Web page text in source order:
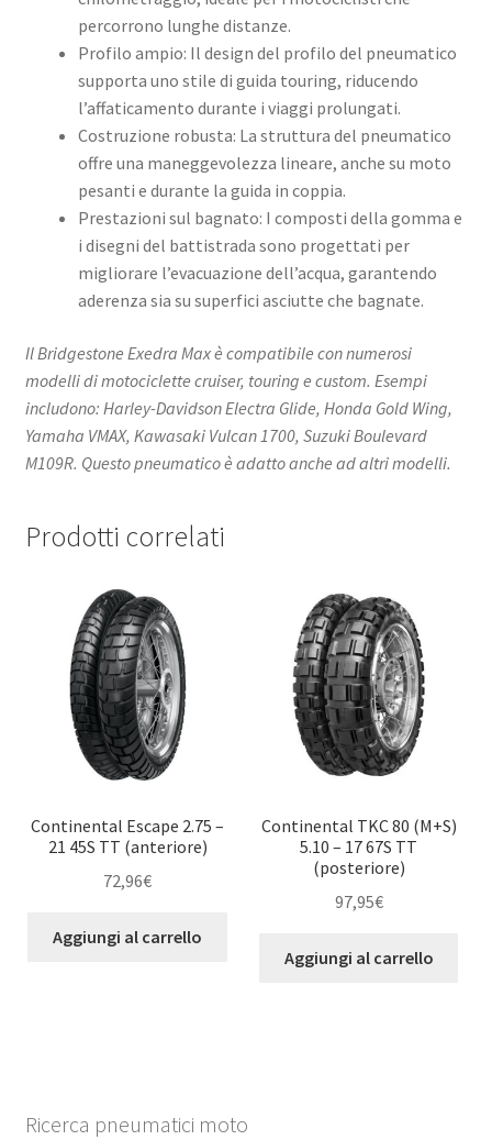
percorrono lunghe distanze. ​
Profilo ampio: Il design del profilo del pneumatico
supporta uno stile di guida touring, riducendo
l’affaticamento durante i viaggi prolungati. ​
Costruzione robusta: La struttura del pneumatico
offre una maneggevolezza lineare, anche su moto
pesanti e durante la guida in coppia. ​
Prestazioni sul bagnato: I composti della gomma e
i disegni del battistrada sono progettati per
migliorare l’evacuazione dell’acqua, garantendo
aderenza sia su superfici asciutte che bagnate. ​
Il Bridgestone Exedra Max è compatibile con numerosi
modelli di motociclette cruiser, touring e custom. Esempi
includono: Harley-Davidson Electra Glide, Honda Gold Wing,
Yamaha VMAX, Kawasaki Vulcan 1700, Suzuki Boulevard
M109R. Questo pneumatico è adatto anche ad altri modelli.​
Prodotti correlati
Continental Escape 2.75 –
21 45S TT (anteriore)
72,96€
Aggiungi al carrello
Continental TKC 80 (M+S)
5.10 – 17 67S TT
(posteriore)
97,95€
Aggiungi al carrello
Ricerca pneumatici moto